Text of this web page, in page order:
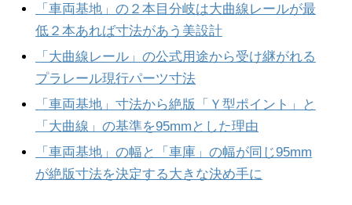
「車両基地」の２本目分岐は大曲線レールが最
低２本あれば寸法があう美設計
「大曲線レール」の公式用途から受け継がれる
プラレール現行パーツ寸法
「車両基地」寸法から絶版「Ｙ型ポイント」と
「大曲線」の基準を95mmとした理由
「車両基地」の幅と「車庫」の幅が同じ95mm
が絶版寸法を決定する大きな決め手に